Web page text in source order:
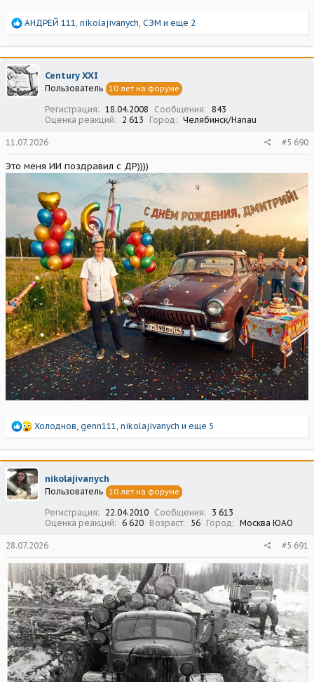
Р
а
к
ц
и
и
АНДРЕЙ 111, nikolajivanych, СЭМ и еще 2
Century XXI
Пользователь 10 лет на форуме
Регистрация 18.04.2008 Сообщения
843
Оценка реакций
2 613 Город Челябинск/Hanau
11.07.2026 #5 690
Это меня ИИ поздравил с ДР))))
Р
а
к
ц
и
и
Холоднов genn111 nikolajivanych и еще 5
nikolajivanych
Пользователь 10 лет на форуме
Регистрация 22.04.2010 Сообщения
3 613
Оценка реакций
6 620 Возраст 56 Город Москва ЮАО
28.07.2026 #5 691